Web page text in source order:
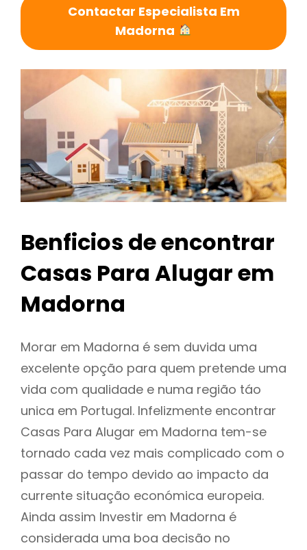
Contactar Especialista Em
Madorna
Benficios de encontrar
Casas Para Alugar em
Madorna
Morar em Madorna é sem duvida uma
excelente opção para quem pretende uma
vida com qualidade e numa região táo
unica em Portugal. Infelizmente encontrar
Casas Para Alugar em Madorna tem-se
tornado cada vez mais complicado com o
passar do tempo devido ao impacto da
currente situação económica europeia.
Ainda assim Investir em Madorna é
considerada uma boa decisão no